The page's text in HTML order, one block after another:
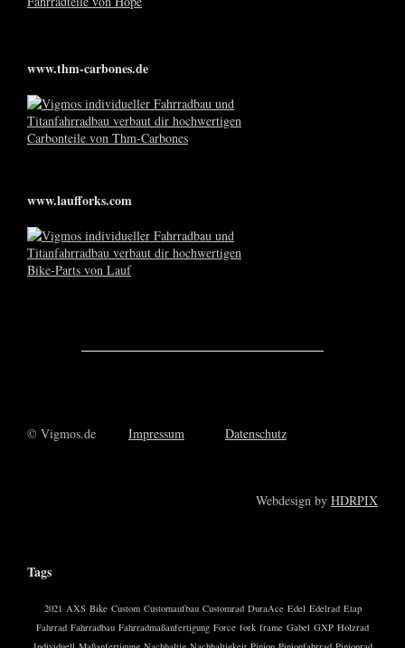
www.thm-carbones.de
www.laufforks.com
© Vigmos.de Impressum Datenschutz
Webdesign by HDRPIX
Tags
2021 AXS Bike Custom Customaufbau Customrad DuraAce Edel Edelrad Etap
Fahrrad Fahrradbau Fahrradmaßanfertigung Force fork frame Gabel GXP Holzrad